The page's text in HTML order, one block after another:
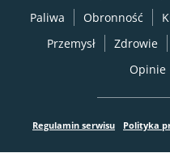
Paliwa
Obronność
Przemysł
Zdrowie
Opinie
Regulamin serwisu Polityka